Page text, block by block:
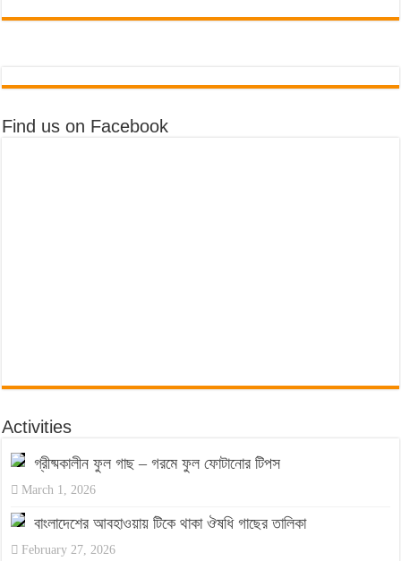
Find us on Facebook
Activities
গ্রীষ্মকালীন ফুল গাছ – গরমে ফুল ফোটানোর টিপস
March 1, 2026
বাংলাদেশের আবহাওয়ায় টিকে থাকা ঔষধি গাছের তালিকা
February 27, 2026